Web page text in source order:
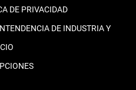
DE PRIVACIDAD
DE INDUSTRIA Y